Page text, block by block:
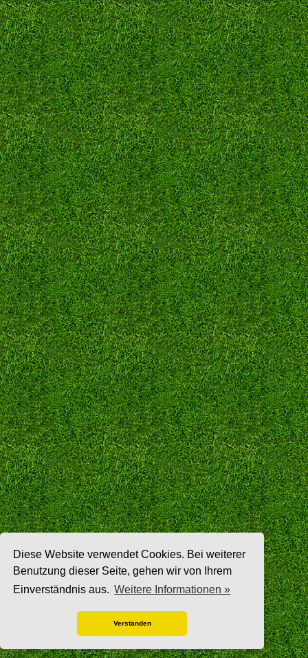
Diese Website verwendet Cookies. Bei weiterer
Benutzung dieser Seite, gehen wir von Ihrem
Einverständnis aus. Weitere Informationen »
Verstanden